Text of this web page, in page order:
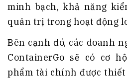
minh bạch, khả năng
quản trị trong hoạt động
Bên cạnh đó, các doanh
ContainerGo sẽ có cơ
phẩm tài chính được